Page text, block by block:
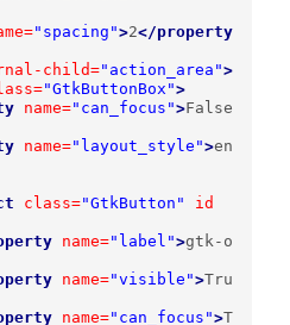
"spacing">2</property
child="action_area">
"GtkButtonBox">
name="can_focus">False
name="layout_style">en
class="GtkButton"
id
name="label">gtk-o
name="visible">Tru
name="can_focus">T